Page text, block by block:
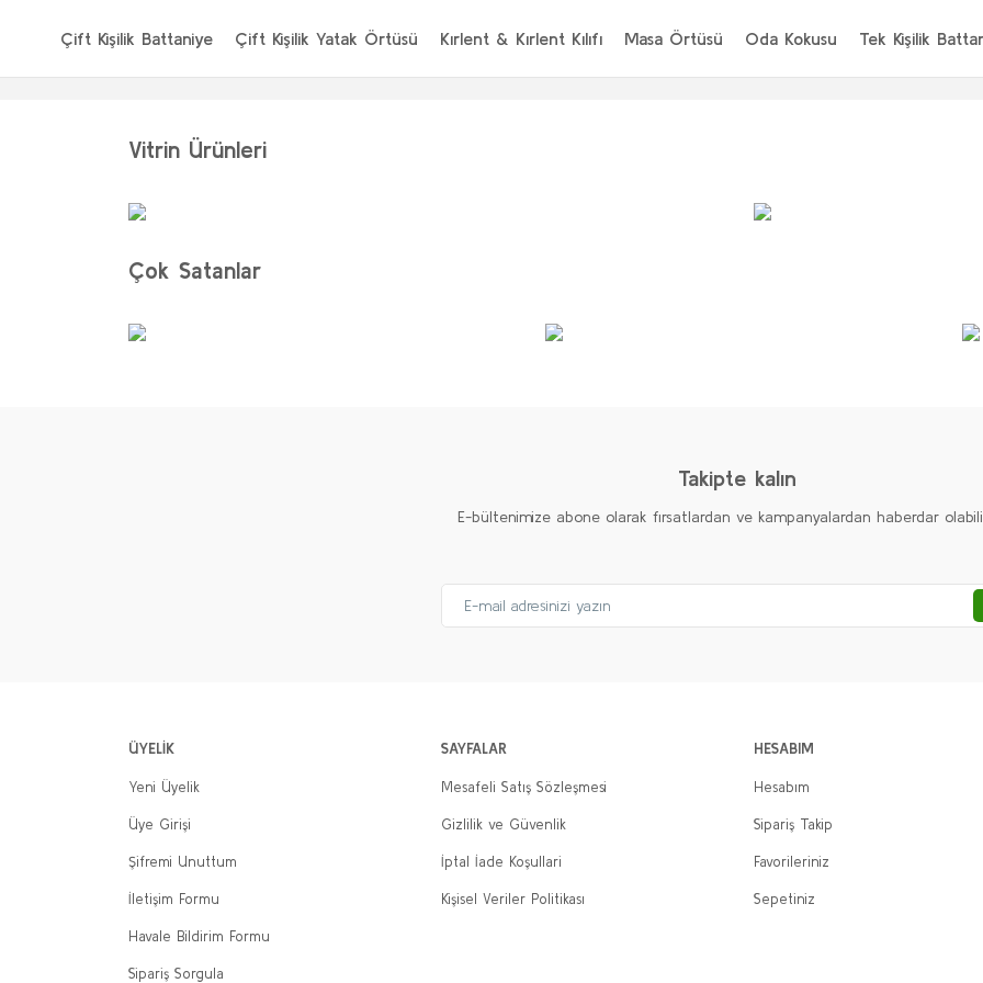
Çift Kişilik Battaniye Çift Kişilik Yatak Örtüsü Kırlent & Kırlent Kılıfı Masa Örtüsü Oda Kokusu Tek Kişilik
Vitrin Ürünleri
Terry Jakarlı Şönil Çift Kişilik Yatak Örtüsü 240x250cm (siyah)
Birhome | Ev Tekstili
Çok Satanlar
Birhome | Ev Tekstili
Takipte kalın
E-bültenimize abone olarak fırsatlardan ve kampanyalardan haberdar
ÜYELİK
Yeni Üyelik
Üye Girişi
Şifremi Unuttum
İletişim Formu
Havale Bildirim Formu
Sipariş Sorgula
SAYFALAR
Mesafeli Satış Sözleşmesi
Gizlilik ve Güvenlik
İptal İade Koşullari
Kişisel Veriler Politikası
HESABIM
Hesabım
Sipariş Takip
Favorileriniz
Sepetiniz